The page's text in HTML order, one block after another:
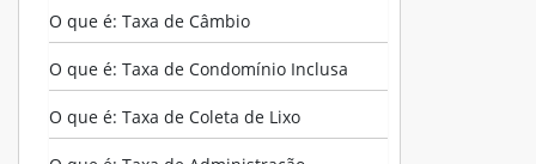
O que é: Taxa de Câmbio
O que é: Taxa de Condomínio Inclusa
O que é: Taxa de Coleta de Lixo